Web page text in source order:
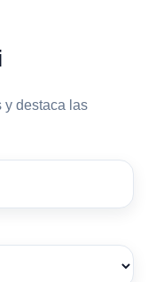
y destaca las